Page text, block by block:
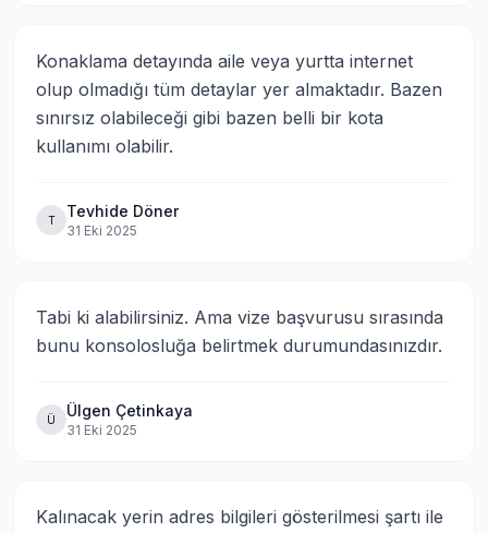
Konaklama detayında aile veya yurtta internet
olup olmadığı tüm detaylar yer almaktadır. Bazen
sınırsız olabileceği gibi bazen belli bir kota
kullanımı olabilir.
T Tevhide Döner
31 Eki 2025
Tabi ki alabilirsiniz. Ama vize başvurusu sırasında
bunu konsolosluğa belirtmek durumundasınızdır.
Ü Ülgen Çetinkaya
31 Eki 2025
Kalınacak yerin adres bilgileri gösterilmesi şartı ile